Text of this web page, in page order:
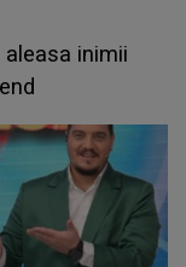
inimii